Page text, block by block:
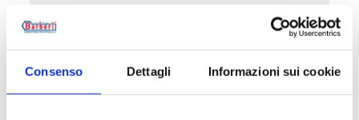
Consenso Dettagli Informazioni sui cookie